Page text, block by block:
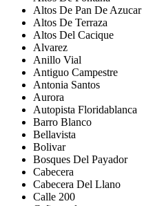
Altos De Pan De Azucar
Altos De Terraza
Altos Del Cacique
Alvarez
Anillo Vial
Antiguo Campestre
Antonia Santos
Aurora
Autopista Floridablanca
Barro Blanco
Bellavista
Bolivar
Bosques Del Payador
Cabecera
Cabecera Del Llano
Calle 200